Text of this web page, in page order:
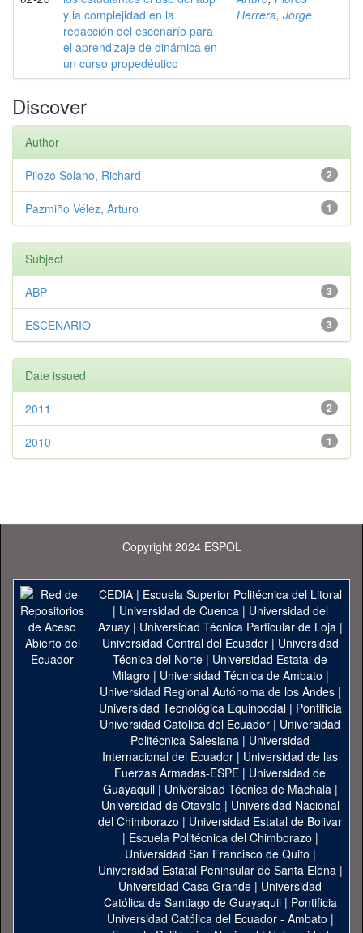
y la complejidad en la
redacción del escenarío para
el aprendizaje de dinámica en
un curso propedéutico
Herrera, Jorge
Discover
Author
2
Pilozo Solano, Richard
1
Pazmiño Vélez, Arturo
Subject
3
ABP
3
ESCENARIO
Date issued
2
2011
1
2010
Copyright 2024 ESPOL
CEDIA| Escuela Superior Politécnica del Litoral
| Universidad de Cuenca| Universidad del
Azuay| Universidad Técnica Particular de Loja|
Universidad Central del Ecuador| Universidad
Técnica del Norte | Universidad Estatal de
Milagro | Universidad Técnica de Ambato |
Universidad Regional Autónoma de los Andes|
Universidad Tecnológica Equinoccial| Pontificia
Universidad Catolica del Ecuador | Universidad
Politécnica Salesiana | Universidad
Internacional del Ecuador | Universidad de las
Fuerzas Armadas-ESPE | Universidad de
Guayaquil| Universidad Técnica de Machala|
Universidad de Otavalo | Universidad Nacional
del Chimborazo | Universidad Estatal de Bolivar
| Escuela Politécnica del Chimborazo |
Universidad San Francisco de Quito |
Universidad Estatal Peninsular de Santa Elena|
Universidad Casa Grande | Universidad
Católica de Santiago de Guayaquil| Pontificia
Universidad Católica del Ecuador - Ambato |